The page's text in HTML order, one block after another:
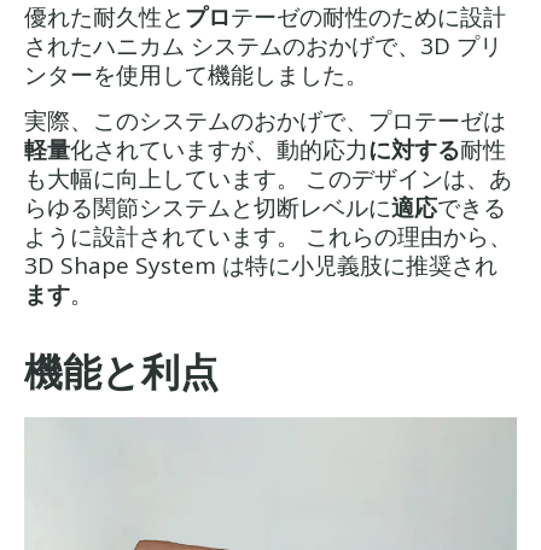
優れた耐久性とプロテーゼの耐性のために設計
されたハニカム システムのおかげで、3D プリ
ンターを使用して機能しました。
実際、このシステムのおかげで、プロテーゼは
軽量化されていますが、動的応力に対する耐性
も大幅に向上しています。 このデザインは、あ
らゆる関節システムと切断レベルに適応できる
ように設計されています。 これらの理由から、
3D Shape System は特に小児義肢に推奨され
ます。
機能と利点